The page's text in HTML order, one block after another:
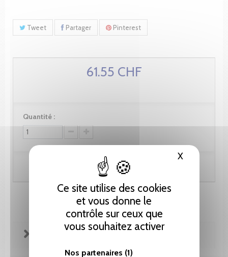
Ce site utilise des cookies
et vous donne le
contrôle sur ceux que
vous souhaitez activer
Nos partenaires (1)
XMasquer
Tweet Partager Pinterest
61.55 CHF
Quantité :
Ajouter au panier